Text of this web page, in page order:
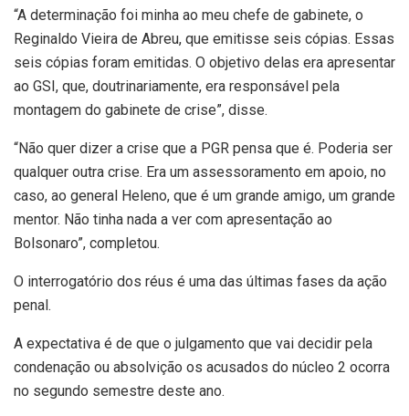
“A determinação foi minha ao meu chefe de gabinete, o
Reginaldo Vieira de Abreu, que emitisse seis cópias. Essas
seis cópias foram emitidas. O objetivo delas era apresentar
ao GSI, que, doutrinariamente, era responsável pela
montagem do gabinete de crise”, disse.
“Não quer dizer a crise que a PGR pensa que é. Poderia ser
qualquer outra crise. Era um assessoramento em apoio, no
caso, ao general Heleno, que é um grande amigo, um grande
mentor. Não tinha nada a ver com apresentação ao
Bolsonaro”, completou.
O interrogatório dos réus é uma das últimas fases da ação
penal.
A expectativa é de que o julgamento que vai decidir pela
condenação ou absolvição os acusados do núcleo 2 ocorra
no segundo semestre deste ano.